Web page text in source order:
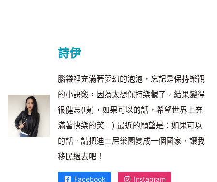
詩伊
腦袋裡充滿著夢幻的泡泡，忘記是保持樂觀
的小訣竅，因為太想保持樂觀了，結果變得
很健忘(咦)，如果可以的話，希望世界上充
滿著快樂的笑：) 最近的願望是：如果可以
的話，請把迪士尼樂園變成一個國家，讓我
移民過去吧！
Facebook Instagram